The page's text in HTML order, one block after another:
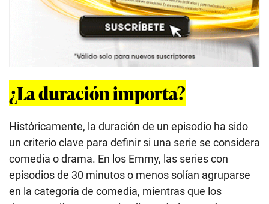
¿La duración importa?
Históricamente, la duración de un episodio ha sido
un criterio clave para definir si una serie se considera
comedia o drama. En los Emmy, las series con
episodios de 30 minutos o menos solían agruparse
en la categoría de comedia, mientras que los